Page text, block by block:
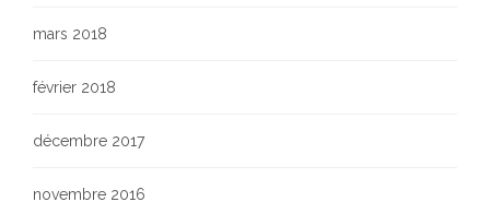
mars 2018
février 2018
décembre 2017
novembre 2016